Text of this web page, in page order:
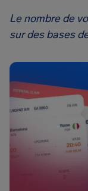
Le nombre de
sur des bases